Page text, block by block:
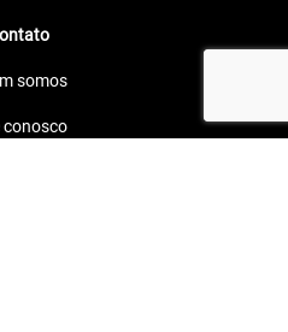
somos
conosco